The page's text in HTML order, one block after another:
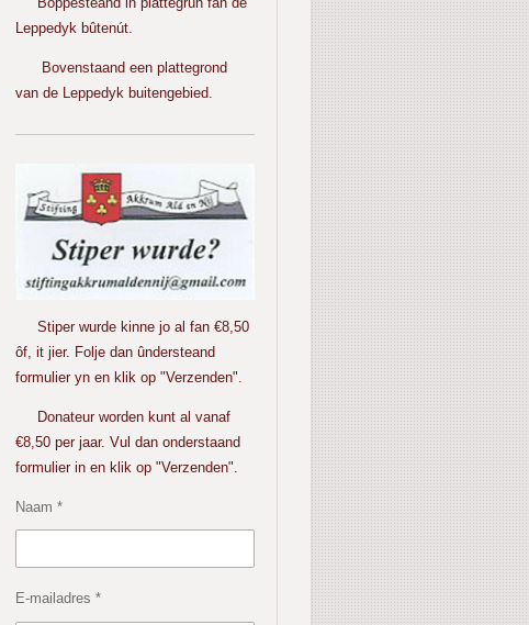
Leppedyk bûtenút.
Bovenstaand een plattegrond
van de Leppedyk buitengebied.
Stiper wurde kinne jo al fan €8,50
ôf, it jier. Folje dan ûndersteand
formulier yn en klik op "Verzenden".
Donateur worden kunt al vanaf
€8,50 per jaar. Vul dan onderstaand
formulier in en klik op "Verzenden".
Naam *
E-mailadres *